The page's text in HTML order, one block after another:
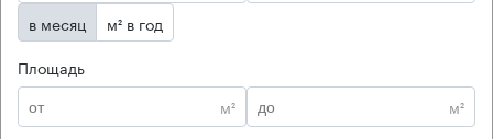
в месяц
м² в год
Площадь
м²
м²